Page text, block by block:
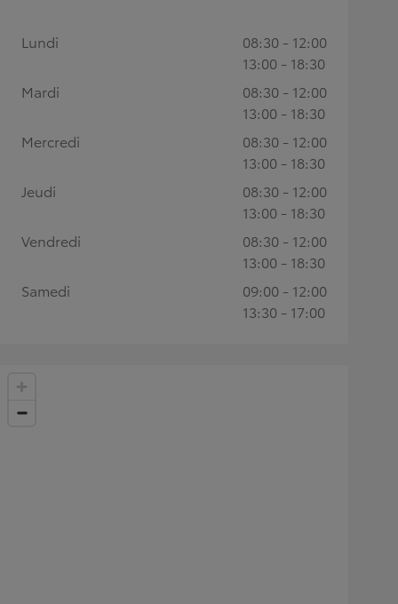
Lundi
08:30 - 12:00
13:00 - 18:30
Mardi
08:30 - 12:00
13:00 - 18:30
Mercredi
08:30 - 12:00
13:00 - 18:30
Jeudi
08:30 - 12:00
13:00 - 18:30
Vendredi
08:30 - 12:00
13:00 - 18:30
Samedi
09:00 - 12:00
13:30 - 17:00